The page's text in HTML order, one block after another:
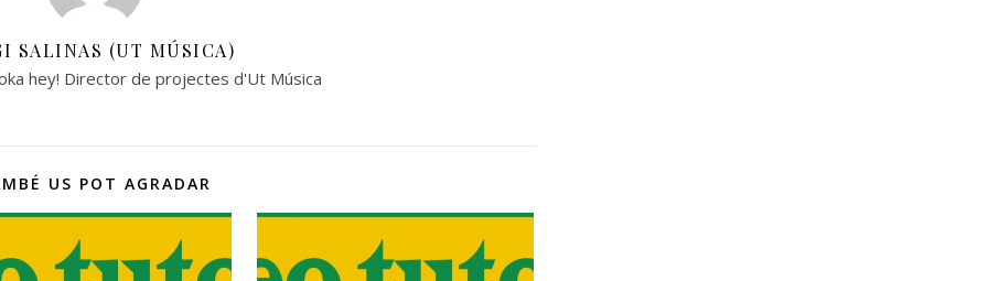
SALINAS (UT MÚSICA)
hey! Director de projectes d'Ut Música
US POT AGRADAR